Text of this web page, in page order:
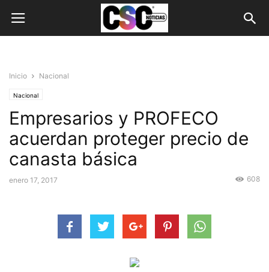
Inicio Nacional
Nacional
Empresarios y PROFECO
acuerdan proteger precio de
canasta básica
enero 17, 2017 608